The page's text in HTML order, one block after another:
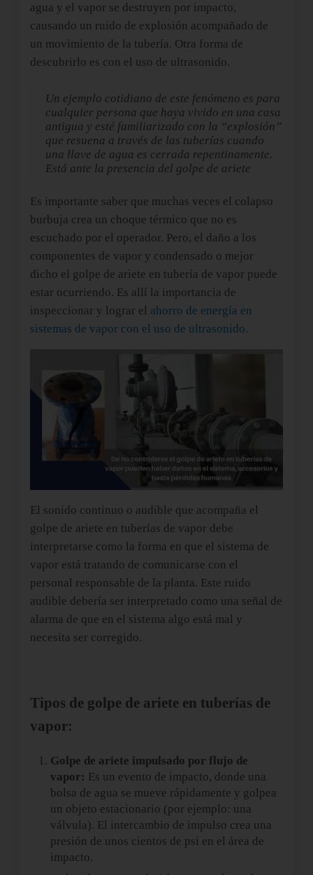
agua y el vapor se destruyen por impacto,
causando un ruido de explosión acompañado de
un movimiento de la tubería. Otra forma de
descubrirlo es con el uso de ultrasonido.
Un ejemplo cotidiano de este fenómeno es para
cualquier persona que haya vivido en una casa
antigua y esté familiarizado con la “explosión”
que resuena a través de las tuberías cuando
una llave de agua es cerrada repentinamente.
Está ante la presencia del golpe de ariete
Es importante saber que muchas veces el colapso
burbuja crea un choque térmico que no es
escuchado por el operador. Pero, el daño a los
componentes de vapor y condensado o mejor
dicho el golpe de ariete en tubería de vapor puede
estar ocurriendo. Es allí la importancia de
inspeccionar y lograr el ahorro de energía en
sistemas de vapor con el uso de ultrasonido.
El sonido continuo o audible que acompaña el
golpe de ariete en tuberías de vapor debe
interpretarse como la forma en que el sistema de
vapor está tratando de comunicarse con el
personal responsable de la planta. Este ruido
audible debería ser interpretado como una señal de
alarma de que en el sistema algo está mal y
necesita ser corregido.
Tipos de golpe de ariete en tuberías de
vapor:
Golpe de ariete impulsado por flujo de
vapor: Es un evento de impacto, donde una
bolsa de agua se mueve rápidamente y golpea
un objeto estacionario (por ejemplo: una
válvula). El intercambio de impulso crea una
presión de unos cientos de psi en el área de
impacto.